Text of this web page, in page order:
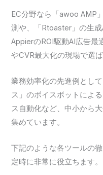
EC分野なら「awoo AMP
測や、「Rtoaster」の生成
AppierのROI駆動AI広告最
やCVR最大化の現場で選ば
業務効率化の先進例とし
ス」のボイスボットによ
ス自動化など、中小から
集めています。
下記のような各ツールの
定時に非常に役立ちます。